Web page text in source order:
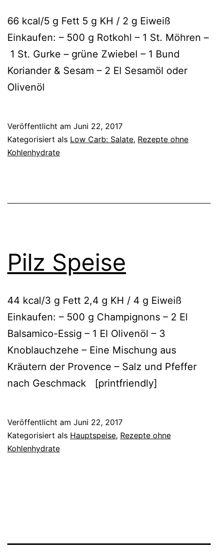
66 kcal/5 g Fett 5 g KH / 2 g Eiweiß
Einkaufen: – 500 g Rotkohl – 1 St. Möhren –
1 St. Gurke – grüne Zwiebel – 1 Bund
Koriander & Sesam – 2 El Sesamöl oder
Olivenöl
Veröffentlicht am Juni 22, 2017
Kategorisiert als Low Carb: Salate, Rezepte ohne
Kohlenhydrate
Pilz Speise
44 kcal/3 g Fett 2,4 g KH / 4 g Eiweiß
Einkaufen: – 500 g Champignons – 2 El
Balsamico-Essig – 1 El Olivenöl – 3
Knoblauchzehe – Eine Mischung aus
Kräutern der Provence – Salz und Pfeffer
nach Geschmack [printfriendly]
Veröffentlicht am Juni 22, 2017
Kategorisiert als Hauptspeise, Rezepte ohne
Kohlenhydrate